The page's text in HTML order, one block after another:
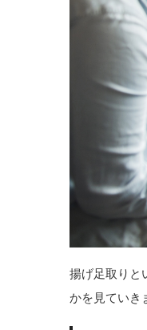
揚げ足取りと
かを見ていき